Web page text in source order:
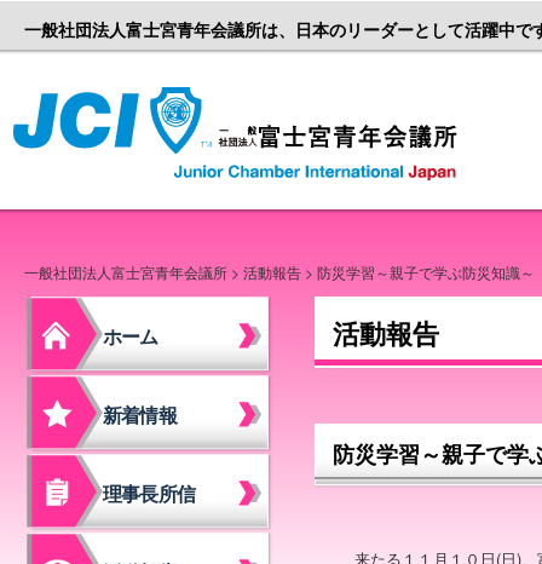
一般社団法人富士宮青年会議所は、日本のリーダーとして活躍中で
一般社団法人富士宮青年会議所 > 活動報告 > 防災学習～親子で学ぶ防災知
ホーム
新着情報
理事長所信
活動報告
防災学習～親子で
来たる１１月１０日(日)